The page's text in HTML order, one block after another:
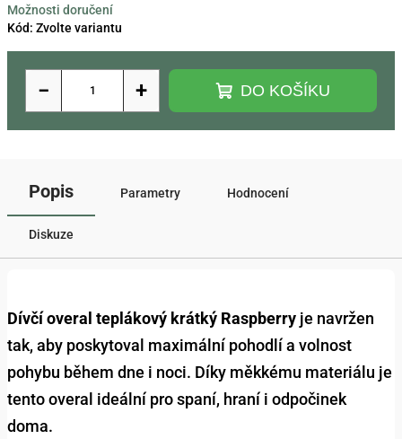
Možnosti doručení
Kód: Zvolte variantu
+
− DO KOŠÍKU
Popis Parametry Hodnocení
Diskuze
Dívčí overal teplákový krátký Raspberry je navržen
tak, aby poskytoval maximální pohodlí a volnost
pohybu během dne i noci. Díky měkkému materiálu je
tento overal ideální pro spaní, hraní i odpočinek
doma.